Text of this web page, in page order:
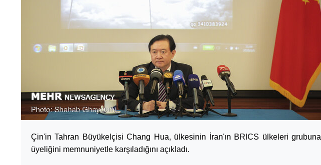
Çin'in Tahran Büyükelçisi Chang Hua, ülkesinin İran'ın BRICS ülkeleri grubuna
üyeliğini memnuniyetle karşıladığını açıkladı.